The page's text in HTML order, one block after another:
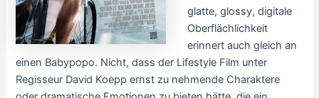
glatte, glossy, digitale
Oberflächlichkeit
erinnert auch gleich an
einen Babypopo. Nicht, dass der Lifestyle Film unter
Regisseur David Koepp ernst zu nehmende Charaktere